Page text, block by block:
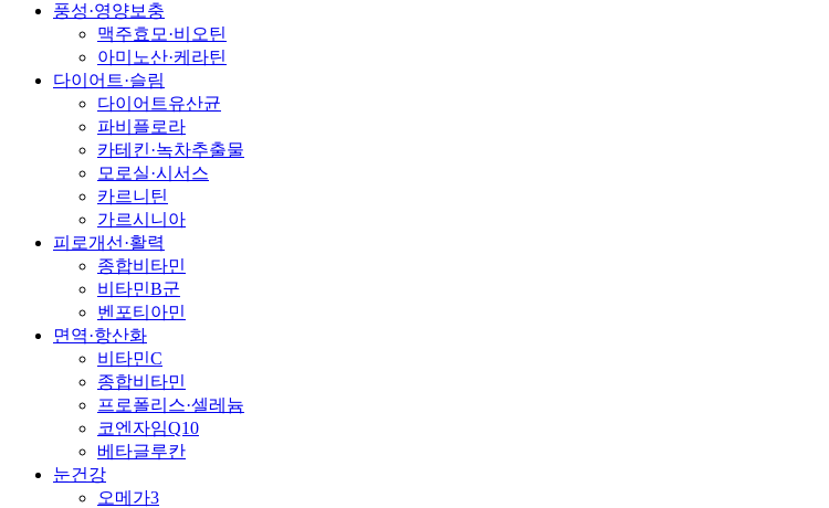
풍성·영양보충
맥주효모·비오틴
아미노산·케라틴
다이어트·슬림
다이어트유산균
파비플로라
카테킨·녹차추출물
모로실·시서스
카르니틴
가르시니아
피로개선·활력
종합비타민
비타민B군
벤포티아민
면역·항산화
비타민C
종합비타민
프로폴리스·셀레늄
코엔자임Q10
베타글루칸
눈건강
오메가3